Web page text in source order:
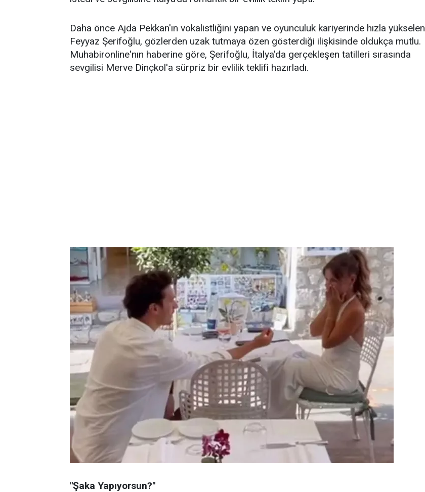
Daha önce Ajda Pekkan'ın vokalistliğini yapan ve oyunculuk kariyerinde hızla yükselen
Feyyaz Şerifoğlu, gözlerden uzak tutmaya özen gösterdiği ilişkisinde oldukça mutlu.
Muhabironline'nın haberine göre, Şerifoğlu, İtalya'da gerçekleşen tatilleri sırasında
sevgilisi Merve Dinçkol'a sürpriz bir evlilik teklifi hazırladı.
"Şaka Yapıyorsun?"